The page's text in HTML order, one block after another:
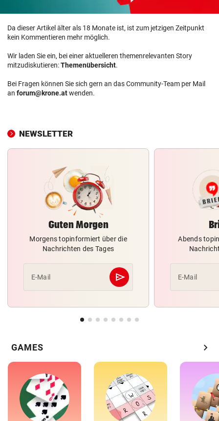
Da dieser Artikel älter als 18 Monate ist, ist zum jetzigen Zeitpunkt
kein Kommentieren mehr möglich.
Wir laden Sie ein, bei einer aktuelleren themenrelevanten Story
mitzudiskutieren:Themenübersicht.
Bei Fragen können Sie sich gern an das Community-Team per Mail
an forum@krone.atwenden.
NEWSLETTER
Guten Morgen
Morgens topinformiert über die
Nachrichten des Tages
E-Mail send
Abschicken
Abends
E-Mail
GAMES chevron_right